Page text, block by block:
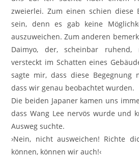
zweierlei. Zum einen schien diese
sein, denn es gab keine
auszuweichen. Zum anderen
Daimyo, der, scheinbar
versteckt im Schatten eines
sagte mir, dass diese
dass wir genau beobachtet wurden.
Die beiden Japaner kamen uns
dass Wang Lee nervös wurde und
Ausweg suchte.
›Nein, nicht ausweichen! Richte
können, können wir auch!‹